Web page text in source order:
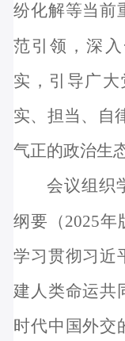
纷化解等当前
范引领，深
实，引导广
实、担当、自
气正的政治生
会议组织
纲要（2025年
学习贯彻习近
建人类命运共
时代中国外交